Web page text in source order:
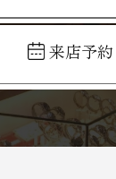
来店予約